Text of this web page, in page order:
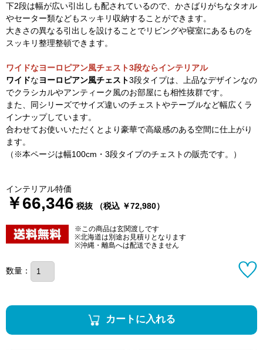
下2段は幅が広い引出しも配されているので、かさばりがちなタオル
やセーター類などもスッキリ収納することができます。
大きさの異なる引出しを設けることでリビングや寝室にあるものを
スッキリ整理整頓できます。
ワイドなヨーロピアン風チェスト3段ならインテリアル
ワイドなヨーロピアン風チェスト3段タイプは、上品なデザインなの
でクラシカルやアンティーク風のお部屋にも相性抜群です。
また、同シリーズでサイズ違いのチェストやテーブルなど幅広くラ
インナップしています。
合わせてお使いいただくとより豪華で高級感のある空間に仕上がり
ます。
（※本ページは幅100cm・3段タイプのチェストの販売です。）
インテリアル特価
￥66,346 税抜 （税込 ￥72,980）
※この商品は玄関渡しです
※北海道は別途お見積りとなります
※沖縄・離島へは配送できません
数量：
カートに入れる